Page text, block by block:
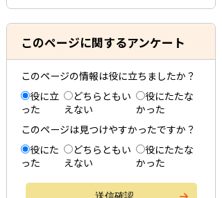
このページに関するアンケート
このページの情報は役に立ちましたか？
役に立
った
どちらともい
えない
役にたたな
かった
このページは見つけやすかったですか？
役にた
った
どちらともい
えない
役にたたな
かった